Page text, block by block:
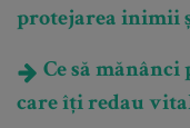
protejarea inimii
Ce să
care îți redau